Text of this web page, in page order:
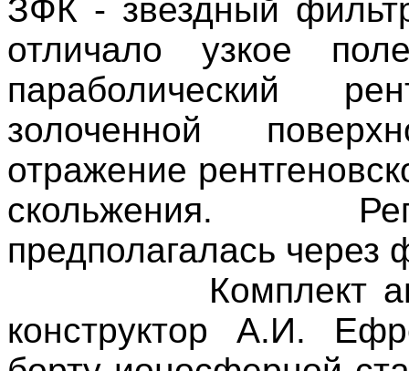
ЗФК - звездный
отличало узкое
параболический
золоченной
отражение
скольжения.
предполагалась
Комплект
конструктор А.И.